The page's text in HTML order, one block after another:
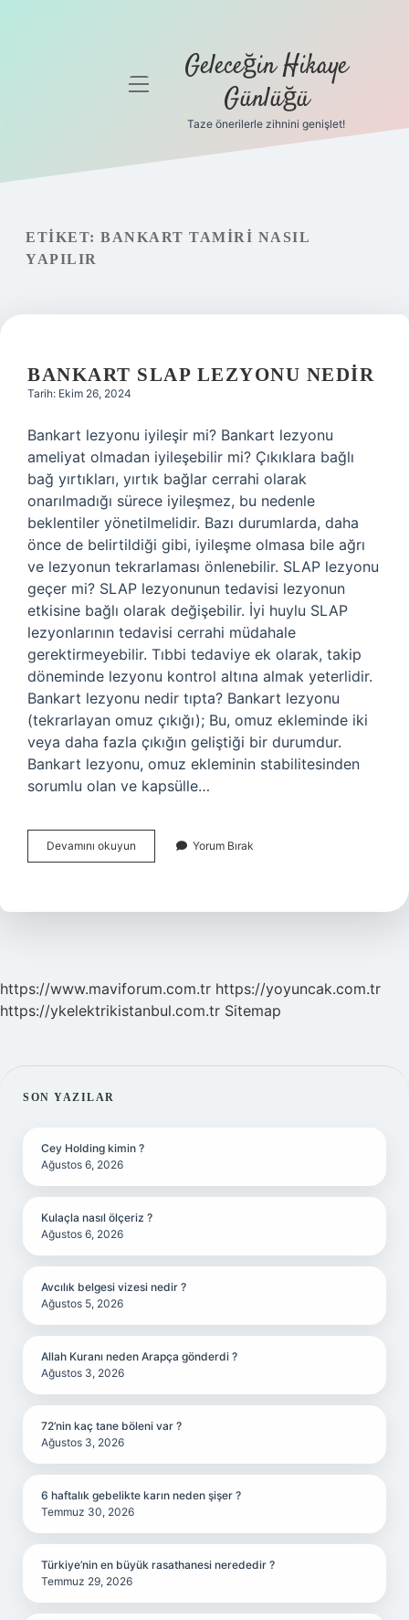
Gizlilik
Yasal Uyarı
menüyü Geleceğin Hikaye
Günlüğü
Taze önerilerle zihnini genişlet!
ETIKET: BANKART TAMIRI NASIL
YAPILIR
BANKART SLAP LEZYONU NEDIR
Tarih: Ekim 26, 2024
Bankart lezyonu iyileşir mi? Bankart lezyonu
ameliyat olmadan iyileşebilir mi? Çıkıklara bağlı
bağ yırtıkları, yırtık bağlar cerrahi olarak
onarılmadığı sürece iyileşmez, bu nedenle
beklentiler yönetilmelidir. Bazı durumlarda, daha
önce de belirtildiği gibi, iyileşme olmasa bile ağrı
ve lezyonun tekrarlaması önlenebilir. SLAP lezyonu
geçer mi? SLAP lezyonunun tedavisi lezyonun
etkisine bağlı olarak değişebilir. İyi huylu SLAP
lezyonlarının tedavisi cerrahi müdahale
gerektirmeyebilir. Tıbbi tedaviye ek olarak, takip
döneminde lezyonu kontrol altına almak yeterlidir.
Bankart lezyonu nedir tıpta? Bankart lezyonu
(tekrarlayan omuz çıkığı); Bu, omuz ekleminde iki
veya daha fazla çıkığın geliştiği bir durumdur.
Bankart lezyonu, omuz ekleminin stabilitesinden
sorumlu olan ve kapsülle…
Devamını okuyun
Slap
Yorum Bırak
https://www.maviforum.com.tr https://yoyuncak.com.tr
https://ykelektrikistanbul.com.tr Sitemap
SIDEBAR
SON YAZILAR
Cey Holding kimin ?
Ağustos 6, 2026
Kulaçla nasıl ölçeriz ?
Ağustos 6, 2026
Avcılık belgesi vizesi nedir ?
Ağustos 5, 2026
Allah Kuranı neden Arapça gönderdi ?
Ağustos 3, 2026
72’nin kaç tane böleni var ?
Ağustos 3, 2026
6 haftalık gebelikte karın neden şişer ?
Temmuz 30, 2026
Türkiye’nin en büyük rasathanesi nerededir ?
Temmuz 29, 2026